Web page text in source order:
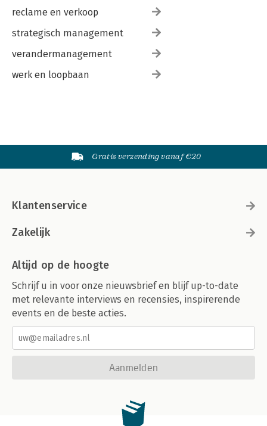
reclame en verkoop
strategisch management
verandermanagement
werk en loopbaan
Gratis verzending vanaf €20
Klantenservice
Zakelijk
Altijd op de hoogte
Schrijf u in voor onze nieuwsbrief en blijf up-to-date
met relevante interviews en recensies, inspirerende
events en de beste acties.
Aanmelden